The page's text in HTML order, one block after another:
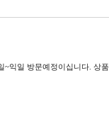
~익일 방문예정이십니다. 상